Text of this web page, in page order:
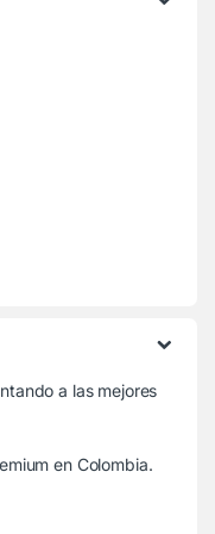
a las mejores
en Colombia.